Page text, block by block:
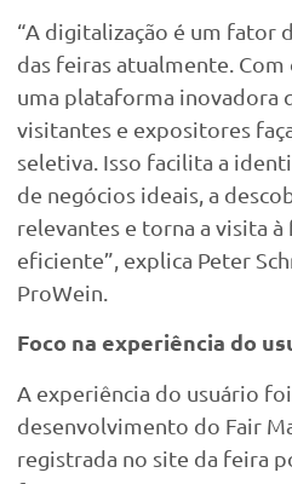
“A digitalização é um fator
das feiras atualmente. Com
uma plataforma inovadora
visitantes e expositores
seletiva. Isso facilita a
de negócios ideais, a
relevantes e torna a visita à
eficiente”, explica Peter
ProWein.
Foco na experiência do
A experiência do usuário
desenvolvimento do Fair
registrada no site da feira